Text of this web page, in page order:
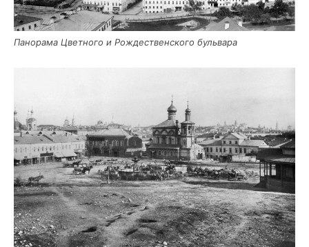
Пано­ра­ма Цвет­но­го и Рож­де­ствен­ско­го бульвара